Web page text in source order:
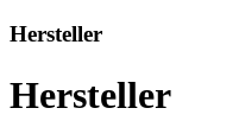
Hersteller
Hersteller